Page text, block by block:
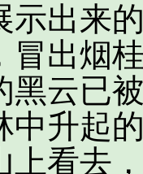
出来的
冒出烟
黑云已
中升起
上看去